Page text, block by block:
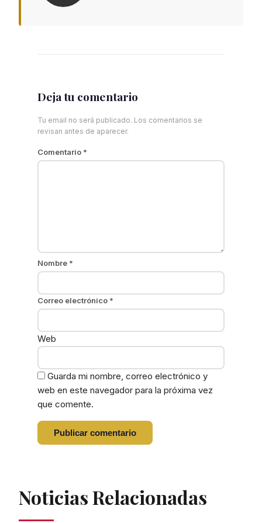
Deja tu comentario
Tu email no será publicado. Los comentarios se
revisan antes de aparecer.
Comentario *
Nombre *
Correo electrónico *
Web
Guarda mi nombre, correo electrónico y
web en este navegador para la próxima vez
que comente.
Noticias Relacionadas